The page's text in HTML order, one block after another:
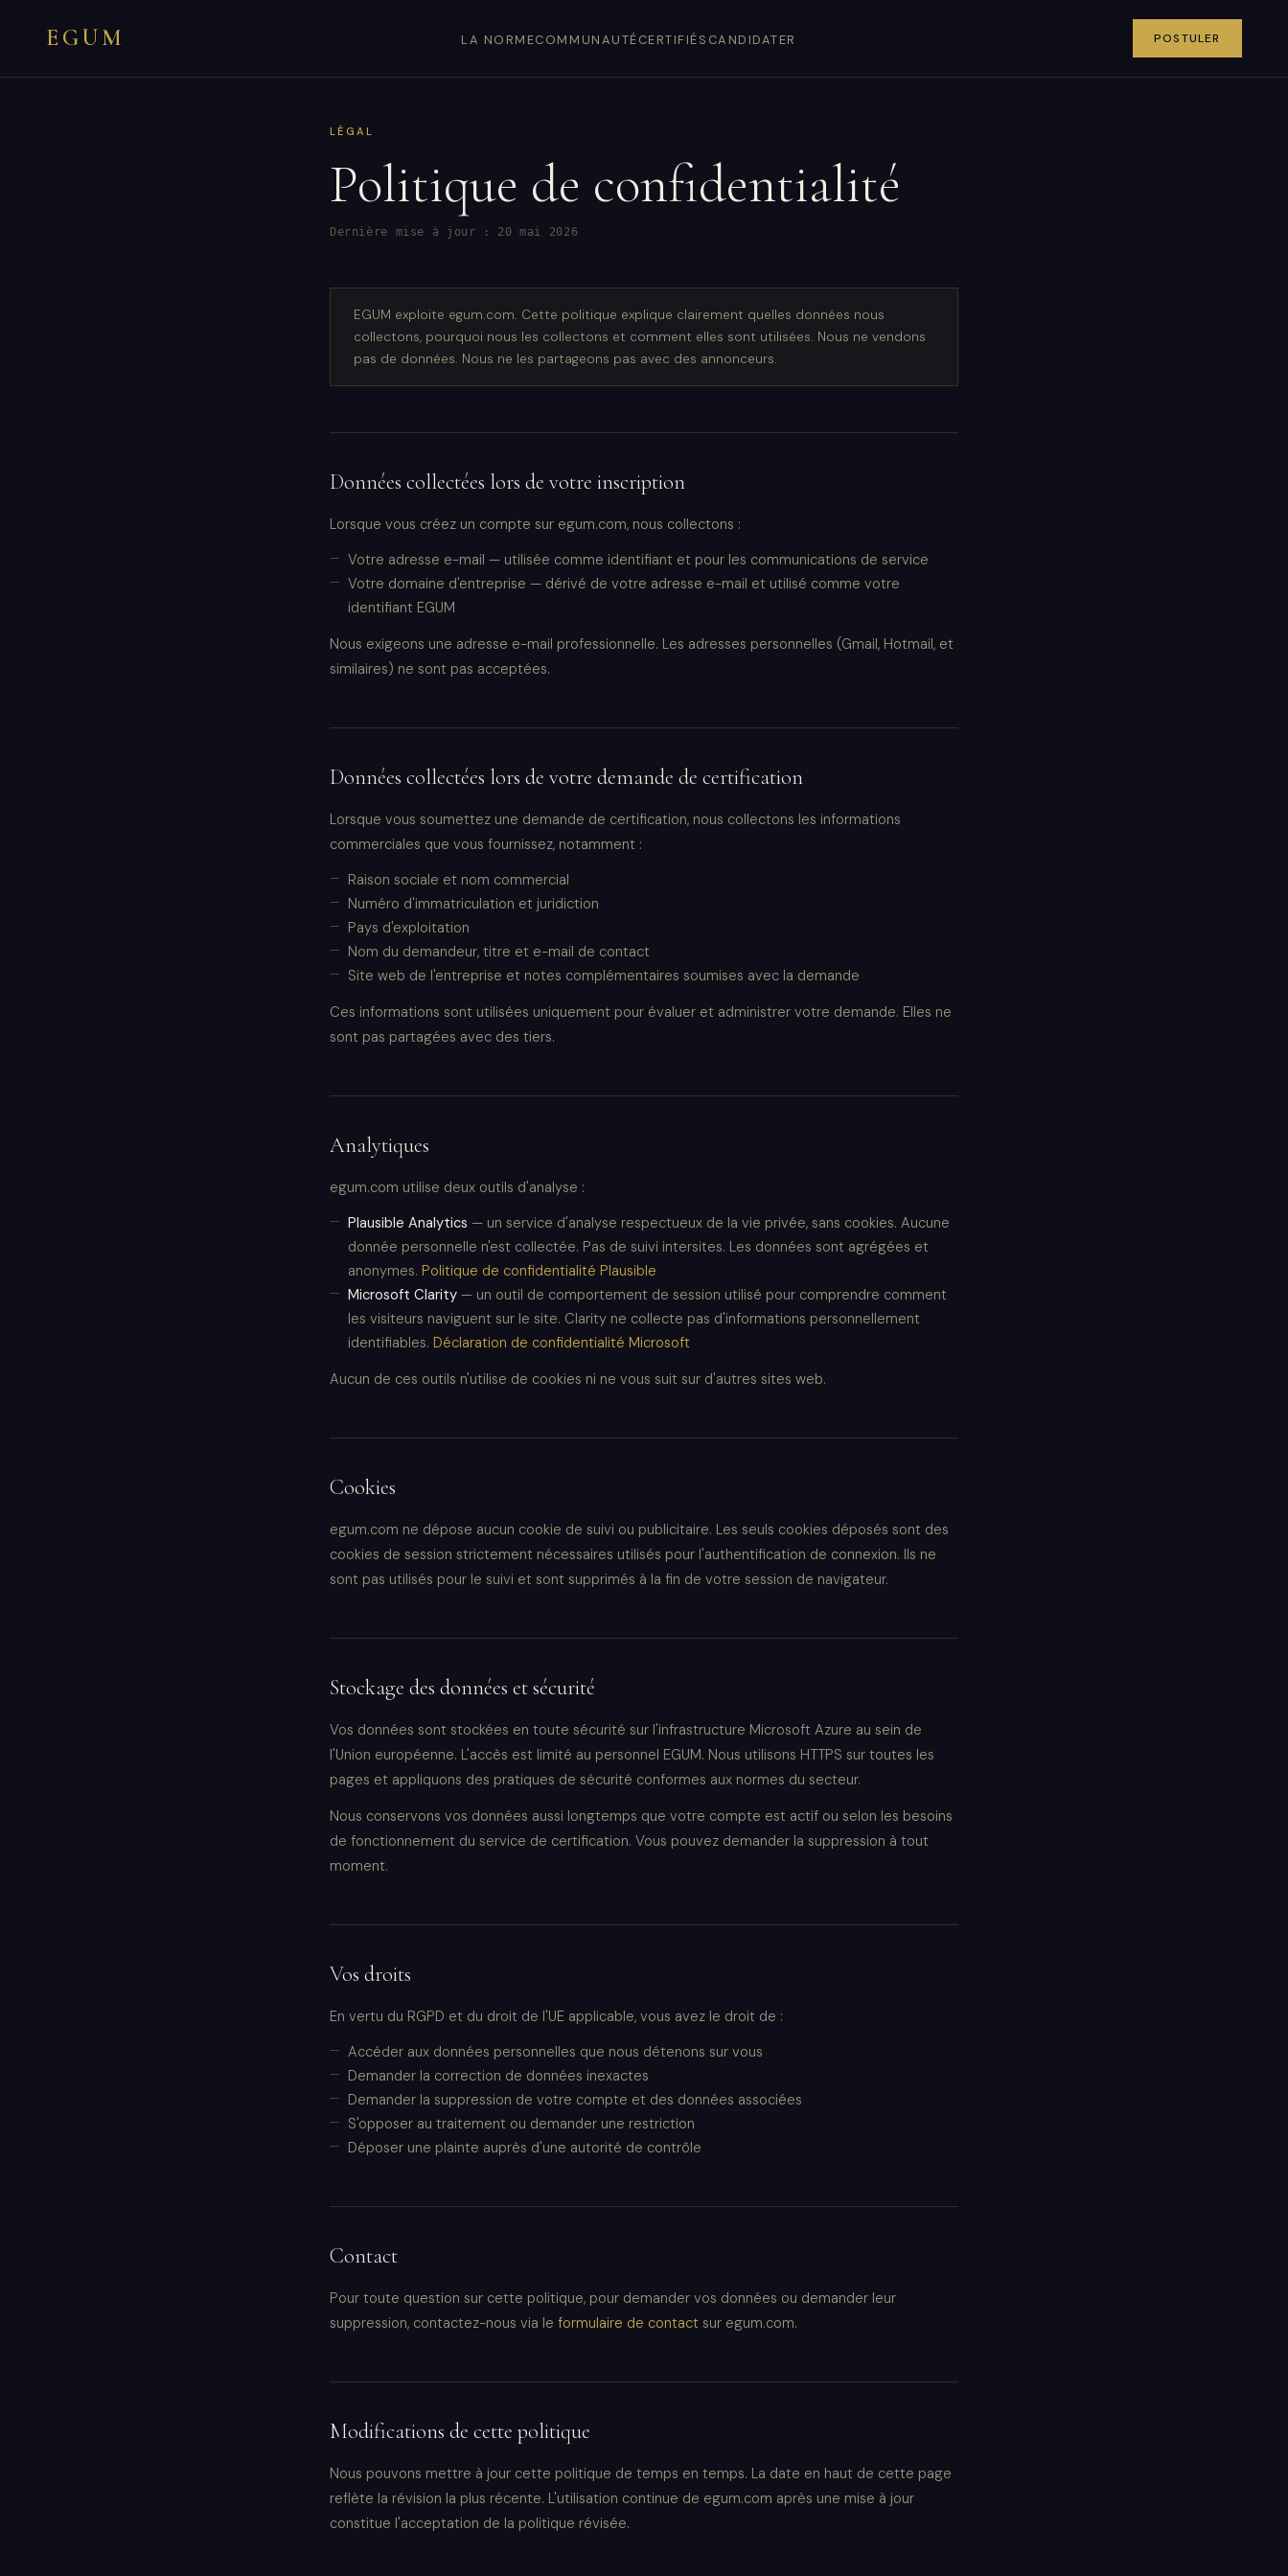
EGUM LA NORMECOMMUNAUTÉCERTIFIÉS CANDIDATER POSTULER
LÉGAL
Politique de confidentialité
Dernière mise à jour : 20 mai 2026
EGUM exploite egum.com. Cette politique explique clairement quelles données nous
collectons, pourquoi nous les collectons et comment elles sont utilisées. Nous ne vendons
pas de données. Nous ne les partageons pas avec des annonceurs.
Données collectées lors de votre inscription
Lorsque vous créez un compte sur egum.com, nous collectons :
Votre adresse e-mail — utilisée comme identifiant et pour les communications de service
Votre domaine d'entreprise — dérivé de votre adresse e-mail et utilisé comme votre
identifiant EGUM
Nous exigeons une adresse e-mail professionnelle. Les adresses personnelles (Gmail, Hotmail, et
similaires) ne sont pas acceptées.
Données collectées lors de votre demande de certification
Lorsque vous soumettez une demande de certification, nous collectons les informations
commerciales que vous fournissez, notamment :
Raison sociale et nom commercial
Numéro d'immatriculation et juridiction
Pays d'exploitation
Nom du demandeur, titre et e-mail de contact
Site web de l'entreprise et notes complémentaires soumises avec la demande
Ces informations sont utilisées uniquement pour évaluer et administrer votre demande. Elles ne
sont pas partagées avec des tiers.
Analytiques
egum.com utilise deux outils d'analyse :
Plausible Analytics — un service d'analyse respectueux de la vie privée, sans cookies. Aucune
donnée personnelle n'est collectée. Pas de suivi intersites. Les données sont agrégées et
anonymes. Politique de confidentialité Plausible
Microsoft Clarity — un outil de comportement de session utilisé pour comprendre comment
les visiteurs naviguent sur le site. Clarity ne collecte pas d'informations personnellement
identifiables. Déclaration de confidentialité Microsoft
Aucun de ces outils n'utilise de cookies ni ne vous suit sur d'autres sites web.
Cookies
egum.com ne dépose aucun cookie de suivi ou publicitaire. Les seuls cookies déposés sont des
cookies de session strictement nécessaires utilisés pour l'authentification de connexion. Ils ne
sont pas utilisés pour le suivi et sont supprimés à la fin de votre session de navigateur.
Stockage des données et sécurité
Vos données sont stockées en toute sécurité sur l'infrastructure Microsoft Azure au sein de
l'Union européenne. L'accès est limité au personnel EGUM. Nous utilisons HTTPS sur toutes les
pages et appliquons des pratiques de sécurité conformes aux normes du secteur.
Nous conservons vos données aussi longtemps que votre compte est actif ou selon les besoins
de fonctionnement du service de certification. Vous pouvez demander la suppression à tout
moment.
Vos droits
En vertu du RGPD et du droit de l'UE applicable, vous avez le droit de :
Accéder aux données personnelles que nous détenons sur vous
Demander la correction de données inexactes
Demander la suppression de votre compte et des données associées
S'opposer au traitement ou demander une restriction
Déposer une plainte auprès d'une autorité de contrôle
Contact
Pour toute question sur cette politique, pour demander vos données ou demander leur
suppression, contactez-nous via le formulaire de contact sur egum.com.
Modifications de cette politique
Nous pouvons mettre à jour cette politique de temps en temps. La date en haut de cette page
reflète la révision la plus récente. L'utilisation continue de egum.com après une mise à jour
constitue l'acceptation de la politique révisée.